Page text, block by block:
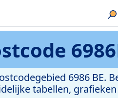
6986 BE.
tabellen,